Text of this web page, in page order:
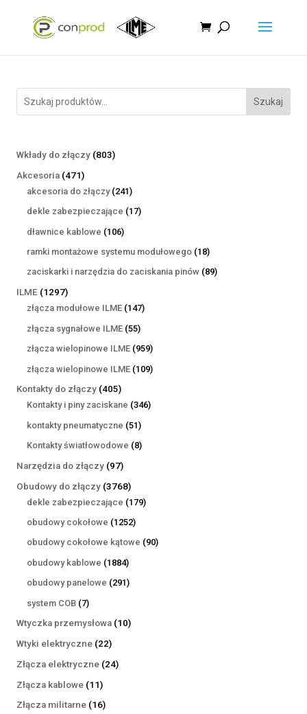
Szukaj
Wkłady do złączy 803803
Akcesoria 471471
produktów
akcesoria do złączy 241241
produktów
dekle zabezpieczające 1717
dławnice kablowe 106106
produktów
ramki montażowe systemu modułowego 1818
produktów
zaciskarki i narzędzia do zaciskania pinów 8989
ILME 12971297
produktów
złącza modułowe ILME 147147
złącza sygnałowe ILME 5555
produktów
złącza wielopinowe ILME 959959
produktów
złącza wielopinowe ILME 109109
Kontakty do złączy 405405
produktów
Kontakty i piny zaciskane 346346
kontakty pneumatyczne 5151
produktów
Kontakty światłowodowe 88
Narzędzia do złączy 9797
produktów
Obudowy do złączy 37683768
produktów
dekle zabezpieczające 179179
obudowy cokołowe 12521252
produkty
obudowy cokołowe kątowe 9090
obudowy kablowe 18841884
produkty
obudowy panelowe 291291
system COB 77
produktów
Wtyczka przemysłowa 1010
Wtyki elektryczne 2222
produkty
Złącza elektryczne 2424
Złącza kablowe 1111
produktów
Złącza militarne 1616